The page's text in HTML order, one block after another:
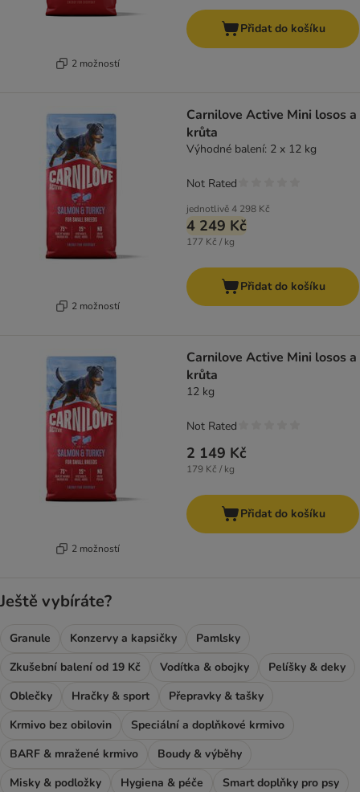
2 možností
Přidat do košíku
2 možností
Carnilove Active Mini losos a
krůta
Výhodné balení: 2 x 12 kg
jednotlivě4 298 Kč
4 249 Kč
177 Kč / kg
Not Rated
Přidat do košíku
2 možností
Carnilove Active Mini losos a
krůta
12 kg
2 149 Kč
179 Kč / kg
Not Rated
Přidat do košíku
Ještě vybíráte?
Granule Konzervy a kapsičky
Pamlsky
Zkušební balení od 19 Kč
Vodítka & obojky
Pelíšky & deky
Oblečky
Hračky & sport
Přepravky & tašky
Krmivo bez obilovin
Speciální a doplňkové krmivo
BARF & mražené krmivo
Boudy & výběhy
Misky & podložky
Hygiena & péče
Smart doplňky pro psy